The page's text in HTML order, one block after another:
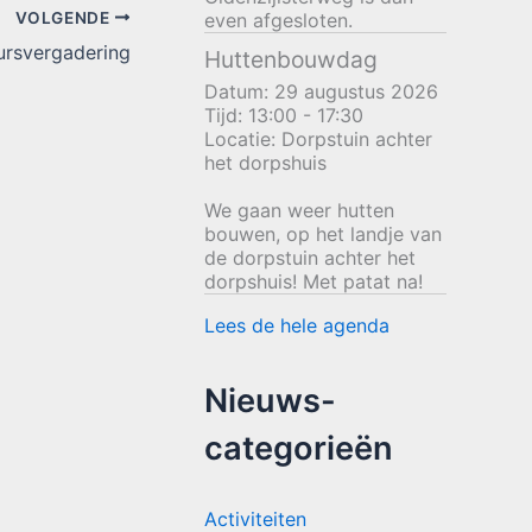
VOLGENDE
even afgesloten.
Huttenbouwdag
Datum: 29 augustus 2026
Tijd: 13:00 - 17:30
Locatie: Dorpstuin achter
het dorpshuis
We gaan weer hutten
bouwen, op het landje van
de dorpstuin achter het
dorpshuis! Met patat na!
Lees de hele agenda
Nieuws-
categorieën
Activiteiten